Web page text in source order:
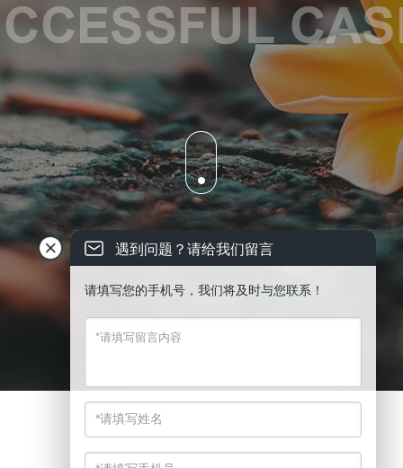
遇到问题？请给我们留言
请填写您的手机号，我们将及时与您联系！